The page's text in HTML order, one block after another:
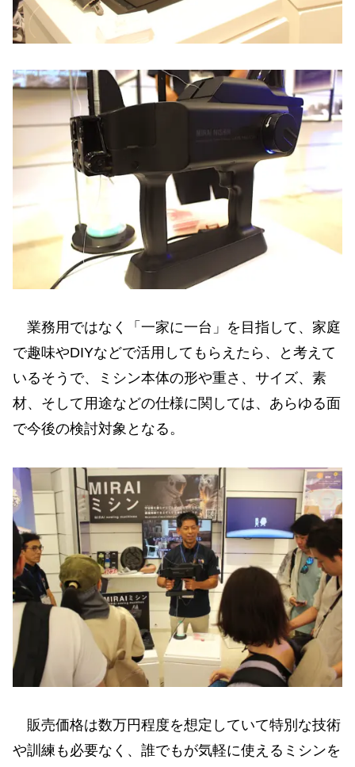
業務用ではなく「一家に一台」を目指して、家庭
で趣味やDIYなどで活用してもらえたら、と考えて
いるそうで、ミシン本体の形や重さ、サイズ、素
材、そして用途などの仕様に関しては、あらゆる面
で今後の検討対象となる。
販売価格は数万円程度を想定していて特別な技術
や訓練も必要なく、誰でもが気軽に使えるミシンを